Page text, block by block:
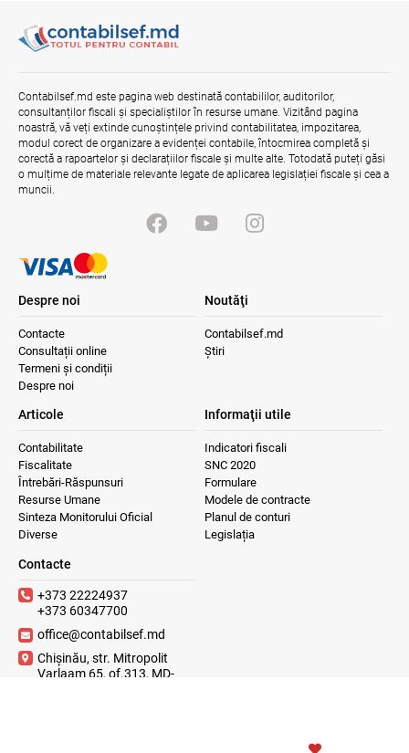
04.08.2026
reformei finanțelor publice și a
administrării fiscale pentru aderarea la
UE
04.08.2026 Serviciul Fiscal de Stat
Contabilsef.md este pagina web destinată contabililor, auditorilor,
consultanților fiscali și specialiștilor în resurse umane. Vizitând pagina
noastră, vă veți extinde cunoștințele privind contabilitatea, impozitarea,
modul corect de organizare a evidenței contabile, întocmirea completă și
corectă a rapoartelor și declarațiilor fiscale și multe alte. Totodată puteți găsi
o mulțime de materiale relevante legate de aplicarea legislației fiscale și cea a
muncii.
Despre noi
Contacte
Consultații online
Termeni și condiții
Despre noi
Noutăţi
Contabilsef.md
Știri
Articole
Contabilitate
Fiscalitate
Întrebări-Răspunsuri
Resurse Umane
Sinteza Monitorului Oficial
Diverse
Informaţii utile
Indicatori fiscali
SNC 2020
Formulare
Modele de contracte
Planul de conturi
Legislația
Contacte
+373 22224937
+373 60347700
office@contabilsef.md
Chișinău, str. Mitropolit
Varlaam 65, of.313, MD-